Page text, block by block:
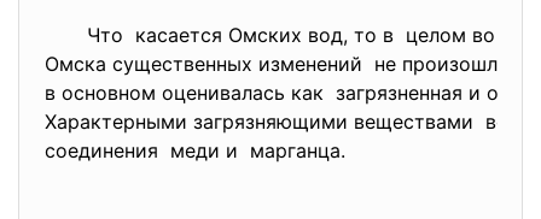
Что касается Омских вод, то в целом во
Омска существенных изменений не произошло.
в основном оценивалась как загрязненная и
Характерными загрязняющими веществами
соединения меди и марганца.